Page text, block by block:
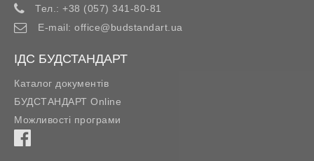
Тел.: +38 (057) 341-80-81
E-mail: office@budstandart.ua
ІДС БУДСТАНДАРТ
Каталог документів
БУДСТАНДАРТ Online
Можливості програми